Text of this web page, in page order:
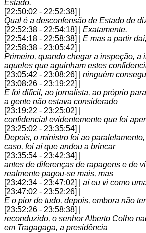
Estado.
[22:50:02 - 22:52:38]
Qual é a desconfensão de Estado de
[22:52:38 - 22:54:18]
Exatamente.
[22:54:18 - 22:58:38]
E mas a partir
[22:58:38 - 23:05:42]
Primeiro, quando chegar a inspeção, a
aqueles que aguinham estes
[23:05:42 - 23:08:26]
ninguém
[23:08:26 - 23:19:22]
E foi difícil, ao jornalista, ao próprio
a gente não estava considerado
[23:19:22 - 23:25:02]
confidencial evidentemente que foi
[23:25:02 - 23:35:54]
Depois, o ministro foi ao
caso, foi aí que andou a brincar
[23:35:54 - 23:42:34]
antes de diferenças de rapagens e de
realmente pagou-se mais, mas
[23:42:34 - 23:47:02]
aí eu vi como
[23:47:02 - 23:52:26]
E o pior de tudo, depois, embora não
[23:52:26 - 23:58:38]
reconduzido, o senhor Alberto Colho
em Tragagaga, a presidência